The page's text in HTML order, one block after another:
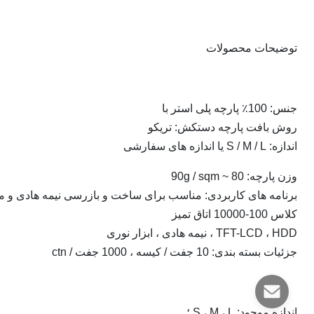
توضیحات محصولات
جنس: 100٪ پارچه پلی استر با
روش بافت پارچه دستکش: تریکو
اندازه: S / M / L یا اندازه های سفارشی
وزن پارچه: 80 ~ 90g / sqm
برنامه های کاربردی: مناسب برای ساخت و بازرسی نیمه هادی و
کلاس 100-10000 اتاق تمیز
TFT-LCD ، HDD ، نیمه هادی ، ابزار نوری
جزئیات بسته بندی: 10 جفت / کیسه ، 1000 جفت / ctn